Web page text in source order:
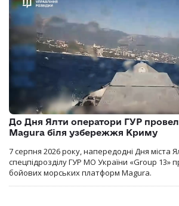
До Дня Ялти оператори ГУР
Magura біля узбережжя Криму
7 серпня 2026 року, напередодні Дня міста
спецпідрозділу ГУР МО України «Group 13»
бойових морських платформ Magura.